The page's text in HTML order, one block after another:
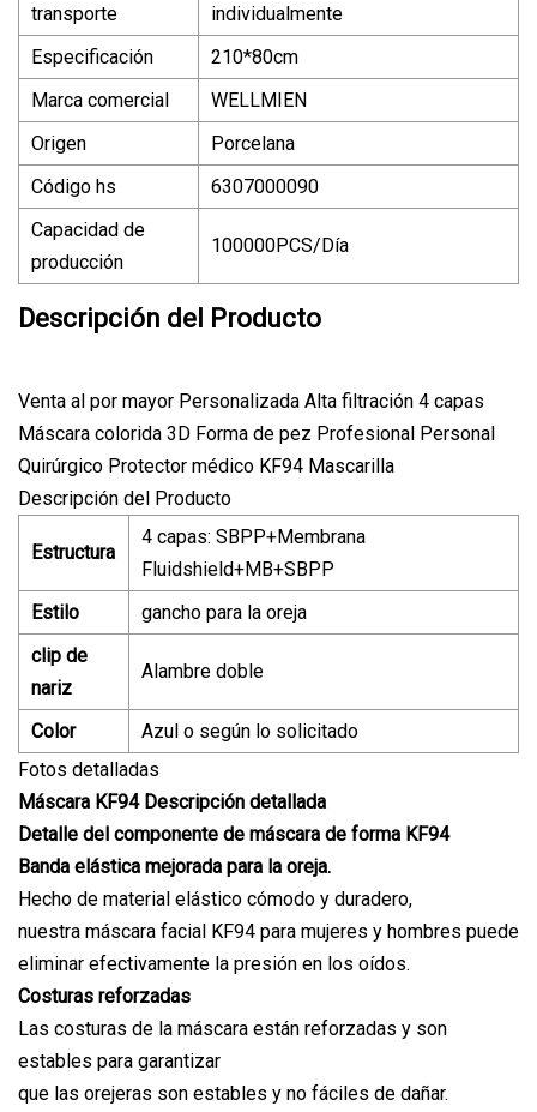
transporte
individualmente
Especificación
210*80cm
Marca comercial
WELLMIEN
Origen
Porcelana
Código hs
6307000090
Capacidad de
producción
100000PCS/Día
Descripción del Producto
Venta al por mayor Personalizada Alta filtración 4 capas
Máscara colorida 3D Forma de pez Profesional Personal
Quirúrgico Protector médico KF94 Mascarilla
Descripción del Producto
Estructura
4 capas: SBPP+Membrana
Fluidshield+MB+SBPP
Estilo
gancho para la oreja
clip de
nariz
Alambre doble
Color
Azul o según lo solicitado
Fotos detalladas
Máscara KF94 Descripción detallada
Detalle del componente de máscara de forma KF94
Banda elástica mejorada para la oreja.
Hecho de material elástico cómodo y duradero,
nuestra máscara facial KF94 para mujeres y hombres puede
eliminar efectivamente la presión en los oídos.
Costuras reforzadas
Las costuras de la máscara están reforzadas y son
estables para garantizar
que las orejeras son estables y no fáciles de dañar.